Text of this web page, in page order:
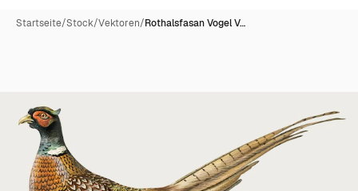
Startseite/Stock/Vektoren/Rothalsfasan Vogel V…